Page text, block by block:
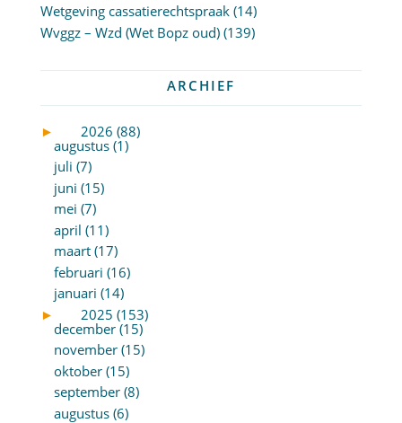
Wetgeving cassatierechtspraak(14)
Wvggz – Wzd (Wet Bopz oud)(139)
ARCHIEF
►
2026 (88)
augustus (1)
juli (7)
juni (15)
mei (7)
april (11)
maart (17)
februari (16)
januari (14)
►
2025 (153)
december (15)
november (15)
oktober (15)
september (8)
augustus (6)